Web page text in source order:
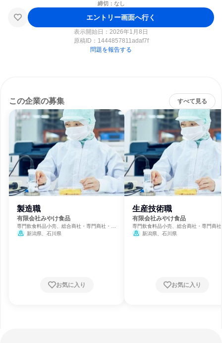
締切：なし
エントリー画面へ行く
表示開始日：2026年1月8日
原稿ID： 1444857811adaf7f
問題を報告する
この企業の募集 すべて見る
製造職
有限会社みやけ食品
専門飲食料品小売、総合商社・専門商社・卸
売、食品・飲料メーカー
新潟県、石川県
お気に入り
生産技術職
有限会社みやけ食品
専門飲食料品小売、総合商社・専門商
売、食品・飲料メーカー
新潟県、石川県
お気に入り